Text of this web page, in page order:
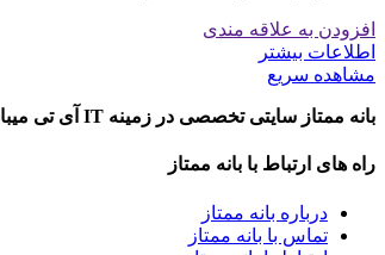
افزودن به علاقه مندی
اطلاعات بیشتر
مشاهده سریع
بانه ممتاز سایتی تخصصی در زمینه IT آی تی میباشد که از سال 1396 تاکنون به ارایه خدمات در خصوص معرفی و مقایسه محصولات دیجیتال در شهر بانه پرداخته است.
راه های ارتباط با بانه ممتاز
درباره بانه ممتاز
تماس با بانه ممتاز